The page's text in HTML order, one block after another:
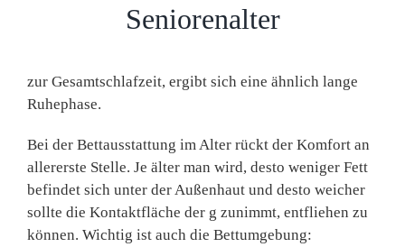
Seniorenalter
zur Gesamtschlafzeit, ergibt sich eine ähnlich lange
Ruhephase.
Bei der Bettausstattung im Alter rückt der Komfort an
allererste Stelle. Je älter man wird, desto weniger Fett
befindet sich unter der Außenhaut und desto weicher
sollte die Kontaktfläche der g zunimmt, entfliehen zu
können. Wichtig ist auch die Bettumgebung: